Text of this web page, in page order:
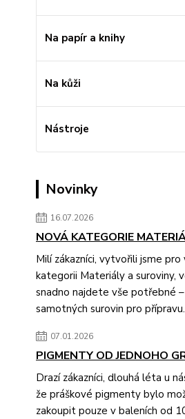
Na papír a knihy
Na kůži
Nástroje
Novinky
16.07.2026
NOVÁ KATEGORIE
Milí zákazníci, vytvořili jsme pro
kategorii Materiály a suroviny,
snadno najdete vše potřebné
samotných surovin pro
07.01.2026
PIGMENTY OD JEDNOHO
Drazí zákazníci, dlouhá léta u
že práškové pigmenty bylo
zakoupit pouze v baleních od